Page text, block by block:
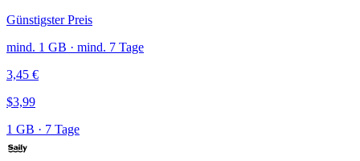
Günstigster Preis
mind. 1 GB · mind. 7 Tage
3,45 €
$3,99
1 GB · 7 Tage